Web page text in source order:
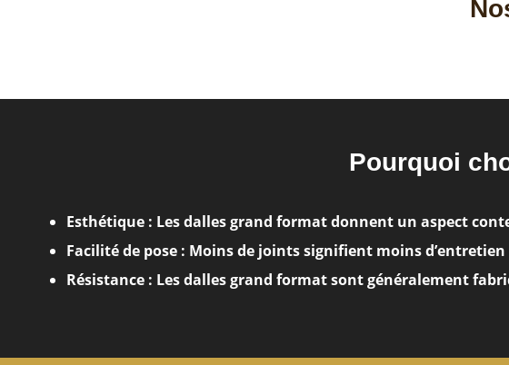
Pourquoi
Esthétique : Les dalles grand format donnent un aspect
Facilité de pose : Moins de joints signifient moins
Résistance : Les dalles grand format sont généralement